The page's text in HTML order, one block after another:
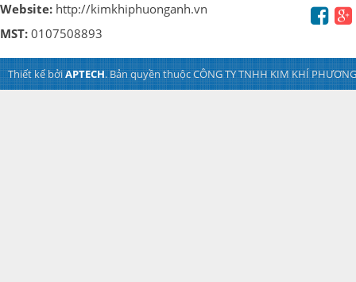
Website: http://kimkhiphuonganh.vn
MST: 0107508893
Thiết kế bởiAPTECH. Bản quyền thuộc CÔNG TY TNHH KIM KHÍ